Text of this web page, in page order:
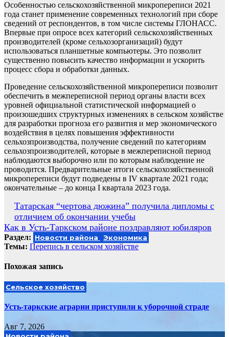
Особенностью сельскохозяйственной микропереписи 2021
года станет применение современных технологий при сборе
сведений от респондентов, в том числе системы ГЛОНАСС.
Впервые при опросе всех категорий сельскохозяйственных
производителей (кроме сельхозорганизаций) будут
использоваться планшетные компьютеры. Это позволит
существенно повысить качество информации и ускорить
процесс сбора и обработки данных.
Проведение сельскохозяйственной микропереписи позволит
обеспечить в межпереписной период органы власти всех
уровней официальной статистической информацией о
произошедших структурных изменениях в сельском хозяйстве
для разработки прогноза его развития и мер экономического
воздействия в целях повышения эффективности
сельхозпроизводства, получение сведений по категориям
сельхозпроизводителей, которые в межпереписной период
наблюдаются выборочно или по которым наблюдение не
проводится. Предварительные итоги сельскохозяйственной
микропереписи будут подведены в IV квартале 2021 года;
окончательные – до конца I квартала 2023 года.
Навигация
по
записям
Татарская “чертова дюжина” получила дипломы с
отличием об окончании учебы
Как в Усть-Таркском районе поздравляют юбиляров
Раздел: Новости района Экономика
Темы: Перепись в сельском хозяйстве
Похожая запись
Сельское хозяйство
Усть-таркские аграрии приступили к уборочной страде
Авг 7, 2026